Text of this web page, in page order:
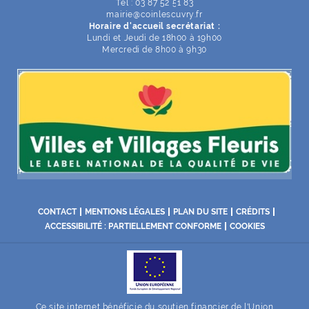
Tél : 03 87 52 51 83
mairie@coinlescuvry.fr
Horaire d'accueil secrétariat :
Lundi et Jeudi de 18h00 à 19h00
Mercredi de 8h00 à 9h30
CONTACT MENTIONS LÉGALES PLAN DU SITE
CRÉDITS
ACCESSIBILITÉ : PARTIELLEMENT CONFORME
COOKIES
Ce site internet bénéficie du soutien financier de l'Union